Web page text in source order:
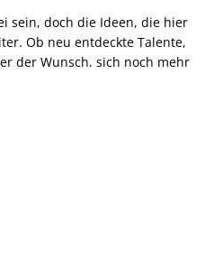
sein, doch die Ideen, die hier
Ob neu entdeckte Talente,
der Wunsch, sich noch mehr